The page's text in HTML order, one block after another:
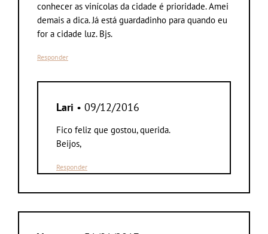
conhecer as vinícolas da cidade é prioridade. Amei
demais a dica. Já está guardadinho para quando eu
for a cidade luz. Bjs.
Responder
Lari • 09/12/2016
Fico feliz que gostou, querida.
Beijos,
Responder